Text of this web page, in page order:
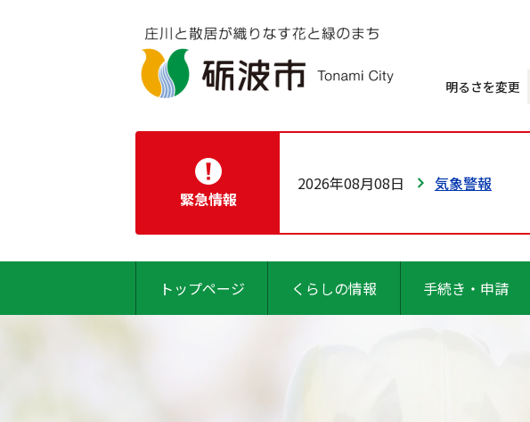
明るさを変更
緊急情報
2026年08月08日 気象警報
トップページ くらしの情報 手続き・申請